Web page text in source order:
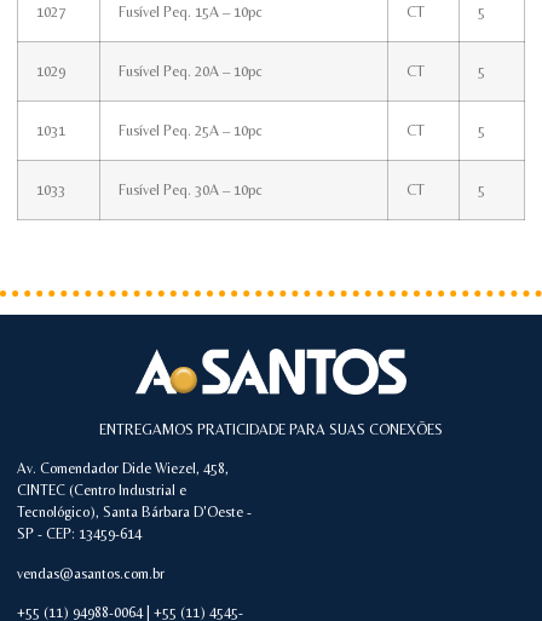
1027 Fusível Peq. 15A – 10pc CT 5
1029 Fusível Peq. 20A – 10pc CT 5
1031 Fusível Peq. 25A – 10pc CT 5
1033 Fusível Peq. 30A – 10pc CT 5
ENTREGAMOS PRATICIDADE PARA SUAS CONEXÕES
Av. Comendador Dide Wiezel, 458,
CINTEC (Centro Industrial e
Tecnológico), Santa Bárbara D'Oeste -
SP - CEP: 13459-614
vendas@asantos.com.br
+55 (11) 94988-0064 | +55 (11) 4545-